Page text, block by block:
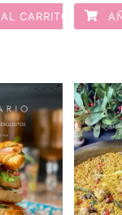
CARRITO